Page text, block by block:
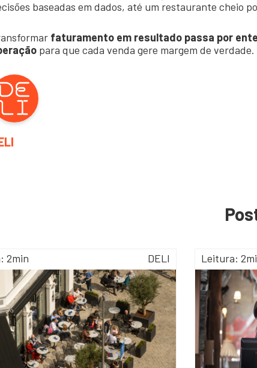
baseadas em dados, até um restaurante cheio
faturamento em resultado passa por
para que cada venda gere margem de verdade.
2min DELI Leitura: